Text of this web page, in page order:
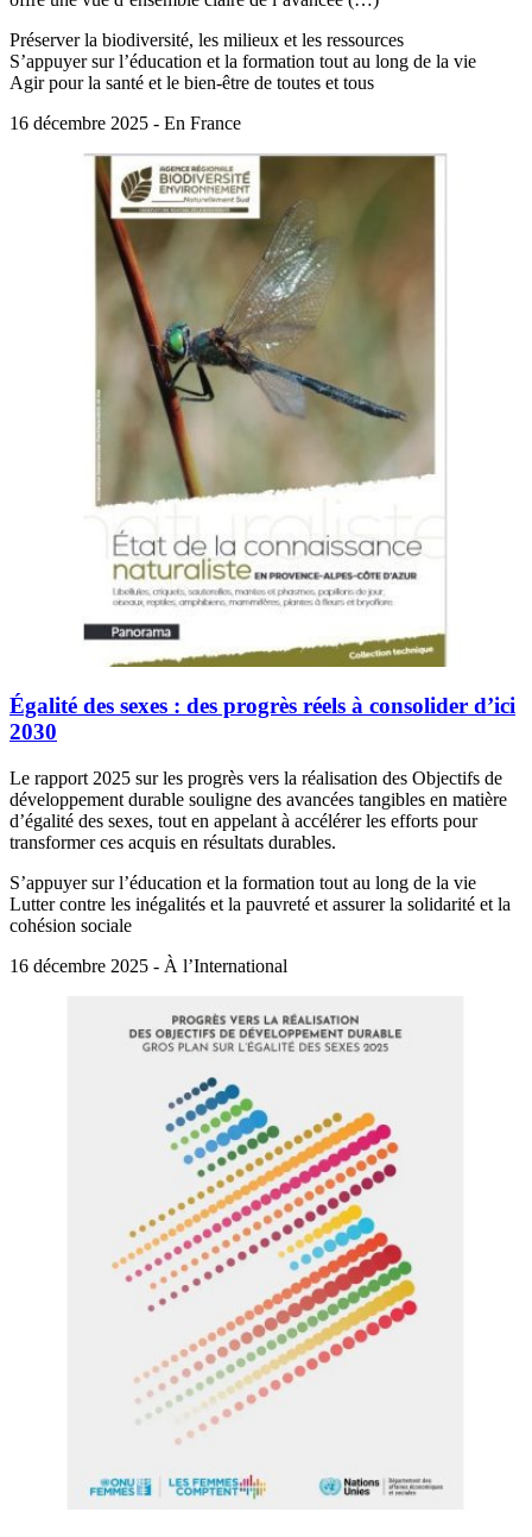
Préserver la biodiversité, les milieux et les ressources
S’appuyer sur l’éducation et la formation tout au long de la vie
Agir pour la santé et le bien-être de toutes et tous
16 décembre 2025 - En France
Égalité des sexes : des progrès réels à consolider d’ici
2030
Le rapport 2025 sur les progrès vers la réalisation des Objectifs de
développement durable souligne des avancées tangibles en matière
d’égalité des sexes, tout en appelant à accélérer les efforts pour
transformer ces acquis en résultats durables.
S’appuyer sur l’éducation et la formation tout au long de la vie
Lutter contre les inégalités et la pauvreté et assurer la solidarité et la
cohésion sociale
16 décembre 2025 - À l’International